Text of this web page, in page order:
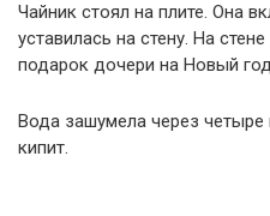
Чайник стоял на плите. Она
уставилась на стену. На
подарок дочери на Новый
Вода зашумела через четыре
кипит.